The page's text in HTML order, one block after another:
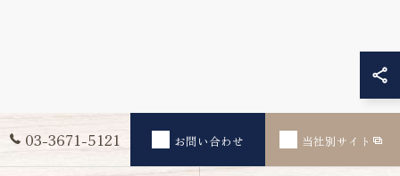
03-3671-5121 お問い合わせ 当社別サイト